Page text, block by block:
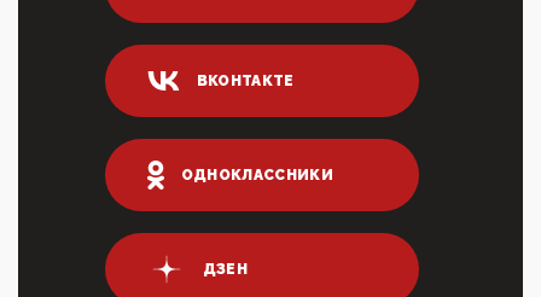
крупных банках по итогам 2025 года превысило 63
млрд руб. ...
03:01, 10 Апреля 2026
Террорист и убийца Буданов вальяжно сообщил,
энергети...
01:54, 10 Апреля 2026
ПрезидентПутинвчера вечером обьявил
Пасхальное перемирие с 16 часов субботы до конца
дня Воскресен...
01:09, 10 Апреля 2026
ВКОНТАКТЕ
ОДНОКЛАССНИКИ
ДЗЕН